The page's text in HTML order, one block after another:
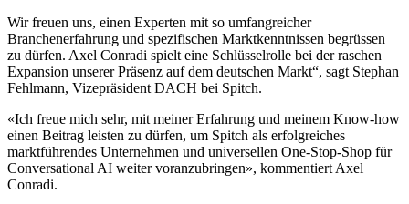
Wir freuen uns, einen Experten mit so umfangreicher
Branchenerfahrung und spezifischen Marktkenntnissen begrüssen
zu dürfen. Axel Conradi spielt eine Schlüsselrolle bei der raschen
Expansion unserer Präsenz auf dem deutschen Markt“, sagt Stephan
Fehlmann, Vizepräsident DACH bei Spitch.
«Ich freue mich sehr, mit meiner Erfahrung und meinem Know-how
einen Beitrag leisten zu dürfen, um Spitch als erfolgreiches
marktführendes Unternehmen und universellen One-Stop-Shop für
Conversational AI weiter voranzubringen», kommentiert Axel
Conradi.